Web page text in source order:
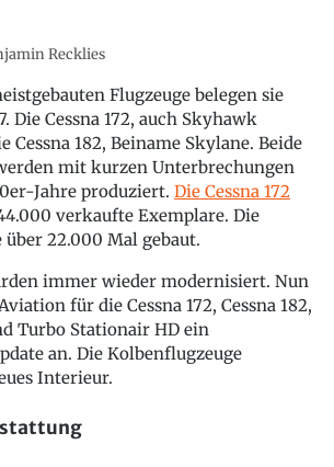
Recklies
Flugzeuge belegen sie
Die Cessna 172, auch Skyhawk
Cessna 182, Beiname Skylane. Beide
mit kurzen Unterbrechungen
Jahre produziert. Die Cessna 172
verkaufte Exemplare. Die
über 22.000 Mal gebaut.
immer wieder modernisiert. Nun
für die Cessna 172, Cessna 182,
Turbo Stationair HD ein
an. Die Kolbenflugzeuge
Interieur.